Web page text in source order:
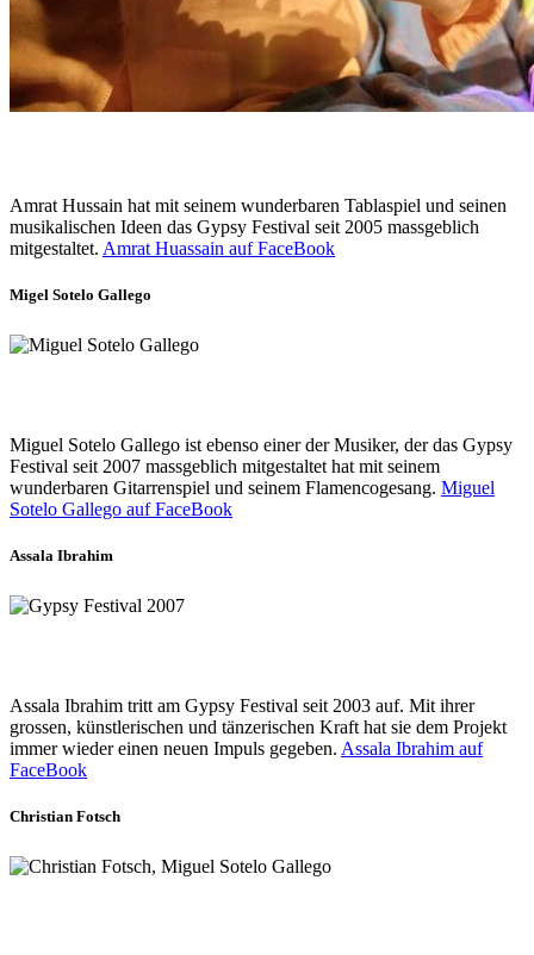
Amrat Hussain hat mit seinem wunderbaren Tablaspiel und seinen
musikalischen Ideen das Gypsy Festival seit 2005 massgeblich
mitgestaltet. Amrat Huassain auf FaceBook
Migel Sotelo Gallego
Miguel Sotelo Gallego ist ebenso einer der Musiker, der das Gypsy
Festival seit 2007 massgeblich mitgestaltet hat mit seinem
wunderbaren Gitarrenspiel und seinem Flamencogesang. Miguel
Sotelo Gallego auf FaceBook
Assala Ibrahim
Assala Ibrahim tritt am Gypsy Festival seit 2003 auf. Mit ihrer
grossen, künstlerischen und tänzerischen Kraft hat sie dem Projekt
immer wieder einen neuen Impuls gegeben. Assala Ibrahim auf
FaceBook
Christian Fotsch